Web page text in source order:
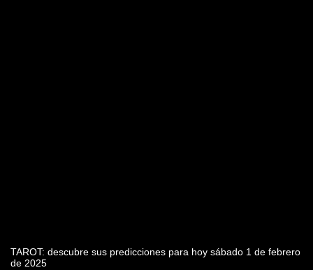
TAROT: descubre sus predicciones para hoy sábado 1 de febrero
de 2025